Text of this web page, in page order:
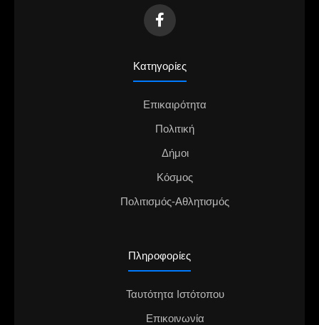
Κατηγορίες
Επικαιρότητα
Πολιτική
Δήμοι
Κόσμος
Πολιτισμός-Αθλητισμός
Πληροφορίες
Ταυτότητα Ιστότοπου
Επικοινωνία